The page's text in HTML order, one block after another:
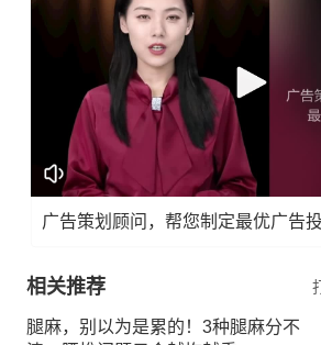
广告策划顾问，帮您制定最优广告
相关推荐
腿麻，别以为是累的！3种腿麻分不